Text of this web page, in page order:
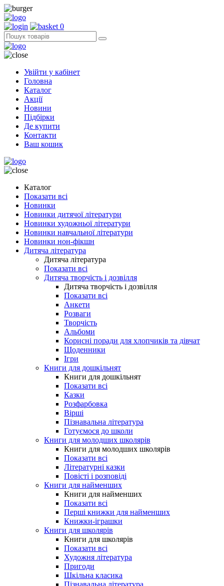
0
Увійти у кабінет
Головна
Каталог
Акції
Новини
Підбірки
Де купити
Контакти
Ваш кошик
Каталог
Показати всі
Новинки
Новинки дитячої літератури
Новинки художньої літератури
Новинки навчальної літератури
Новинки нон-фікшн
Дитяча література
Дитяча література
Показати всі
Дитяча творчість і дозвілля
Дитяча творчість і дозвілля
Показати всі
Анкети
Розваги
Творчість
Альбоми
Корисні поради для хлопчиків та дівчат
Щоденники
Ігри
Книги для дошкільнят
Книги для дошкільнят
Показати всі
Казки
Розфарбовка
Вірші
Пізнавальна література
Готуємося до школи
Книги для молодших школярів
Книги для молодших школярів
Показати всі
Літературні казки
Повісті і розповіді
Книги для найменших
Книги для найменших
Показати всі
Перші книжки для найменших
Книжки-іграшки
Книги для школярів
Книги для школярів
Показати всі
Художня література
Пригоди
Шкільна класика
Пізнавальна література